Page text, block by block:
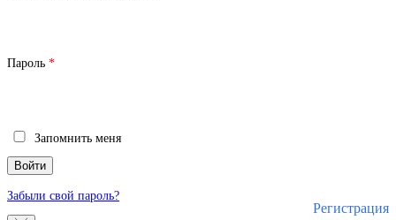
Пароль *Обязательно
Запомнить меня
Войти
Забыли свой пароль?
Регистрация